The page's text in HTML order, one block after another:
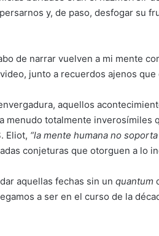
y, de paso, desfogar su
de narrar vuelven a mi mente
junto a recuerdos ajenos
aquellos
menudo totalmente inverosímiles
Eliot, “la mente humana no
conjeturas que otorguen a lo
aquellas fechas sin un quantum
a ser en el curso de la